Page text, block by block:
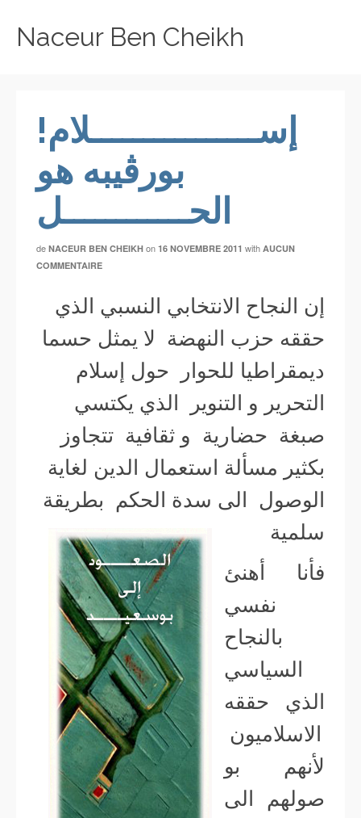
Naceur Ben Cheikh
!إســــــــــــــــلام
بورڤيبه هو
الحــــــــــــل
de NACEUR BEN CHEIKH on 16 NOVEMBRE 2011 with AUCUN
COMMENTAIRE
إن النجاح الانتخابي النسبي الذي
حققه حزب النهضة لا يمثل حسما
ديمقراطيا للحوار حول إسلام
التحرير و التنوير الذي يكتسي
صبغة حضارية و ثقافية تتجاوز
بكثير مسألة استعمال الدين لغاية
الوصول الى سدة الحكم بطريقة
سلمية
فأنا أهنئ
نفسي
بالنجاح
السياسي
الذي حققه
الاسلاميون
لأنهم بو
صولهم الى